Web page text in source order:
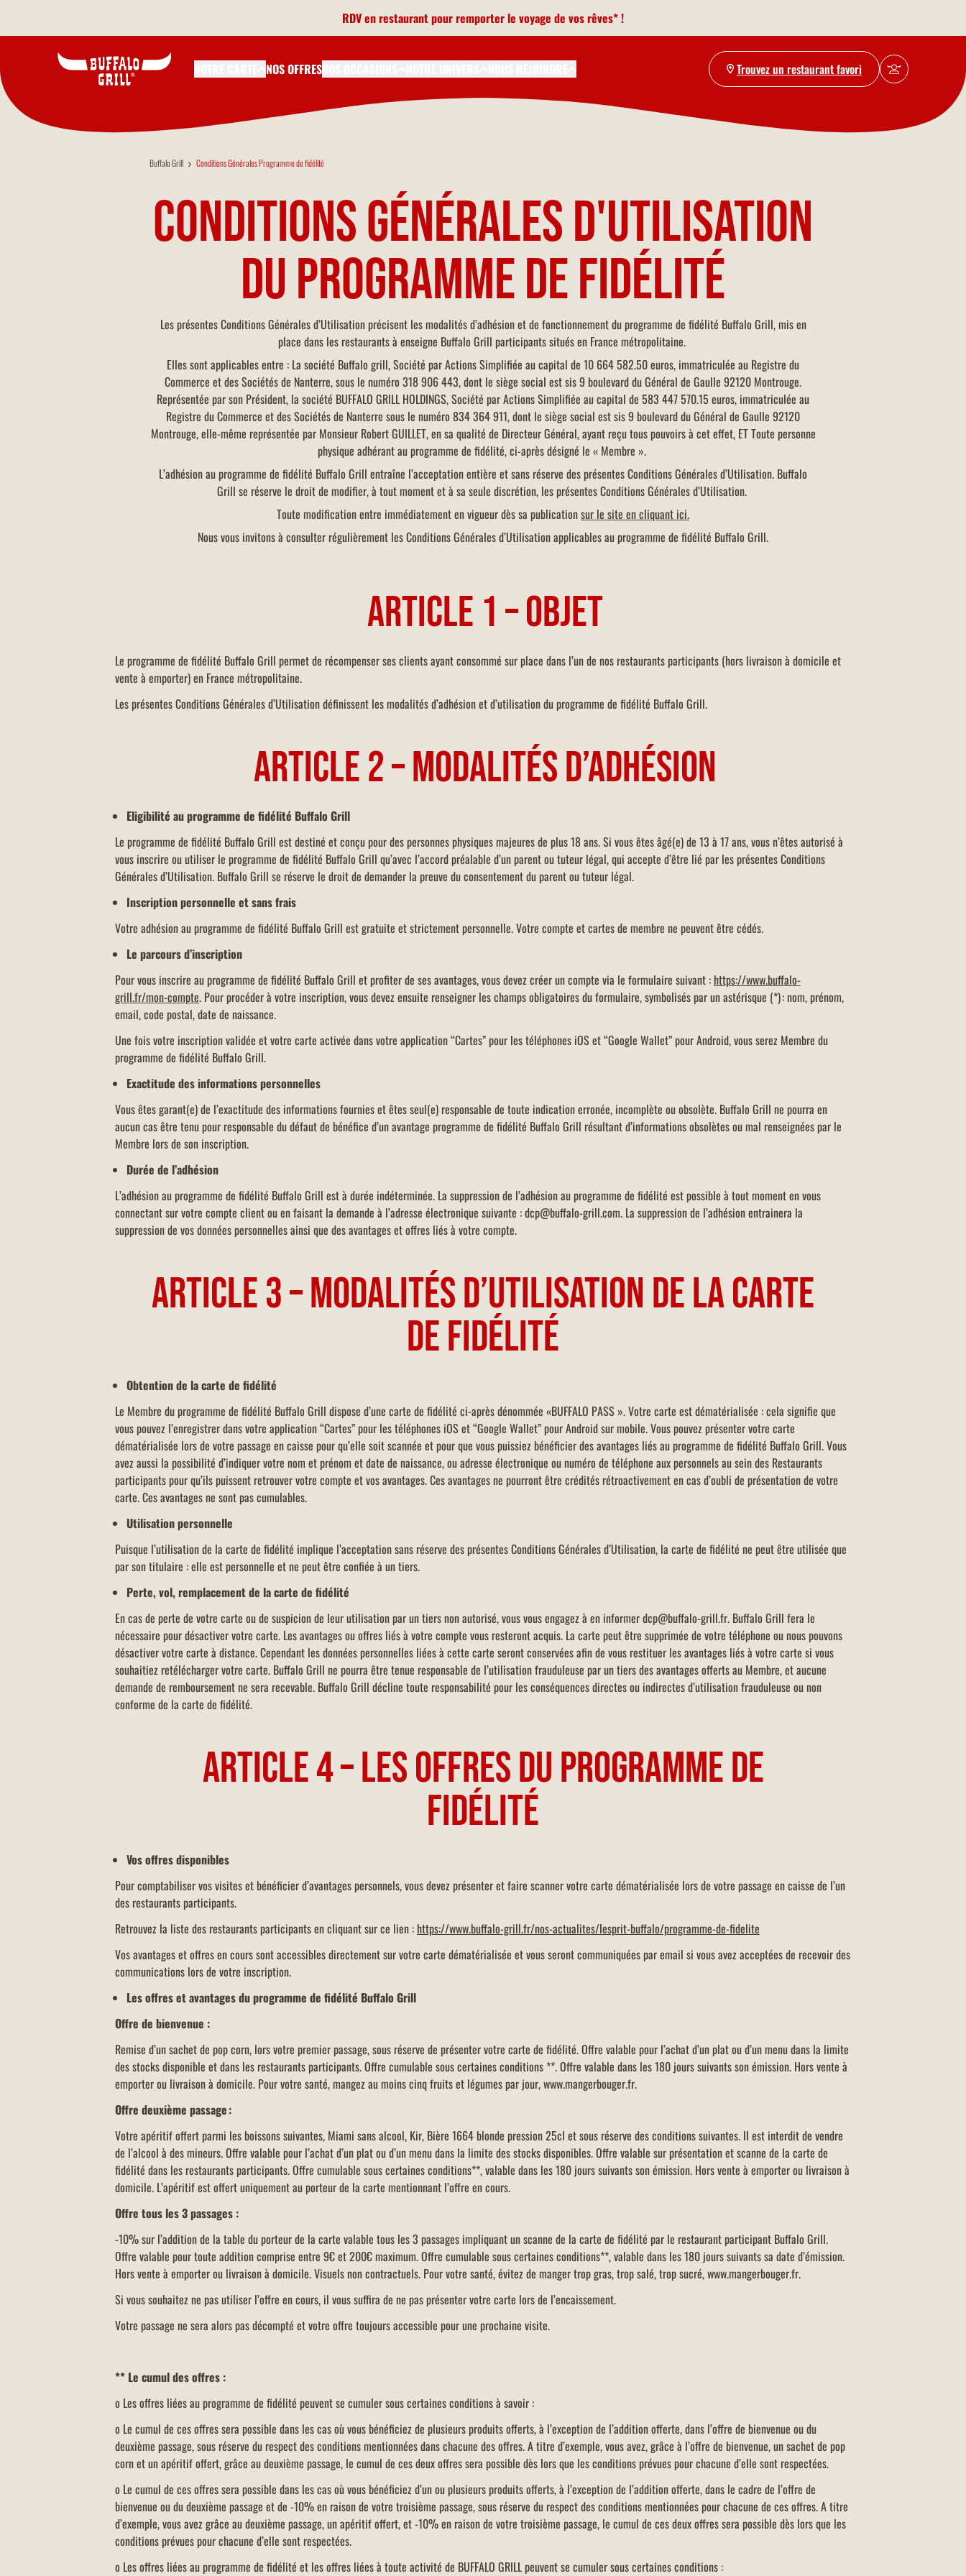
RDV en restaurant pour remporter le voyage de vos rêves* !
NOS OFFRES Trouvez un restaurant favori
Buffalo Grill Conditions Générales Programme de fidélité
Conditions Générales d'utilisation
du programme de fidélité
Les présentes Conditions Générales d’Utilisation précisent les modalités d’adhésion et de fonctionnement du programme de fidélité Buffalo Grill, mis en
place dans les restaurants à enseigne Buffalo Grill participants situés en France métropolitaine.
Elles sont applicables entre : La société Buffalo grill, Société par Actions Simplifiée au capital de 10 664 582.50 euros, immatriculée au Registre du
Commerce et des Sociétés de Nanterre, sous le numéro 318 906 443, dont le siège social est sis 9 boulevard du Général de Gaulle 92120 Montrouge.
Représentée par son Président, la société BUFFALO GRILL HOLDINGS, Société par Actions Simplifiée au capital de 583 447 570.15 euros, immatriculée au
Registre du Commerce et des Sociétés de Nanterre sous le numéro 834 364 911, dont le siège social est sis 9 boulevard du Général de Gaulle 92120
Montrouge, elle-même représentée par Monsieur Robert GUILLET, en sa qualité de Directeur Général, ayant reçu tous pouvoirs à cet effet, ET Toute personne
physique adhérant au programme de fidélité, ci-après désigné le « Membre ».
L’adhésion au programme de fidélité Buffalo Grill entraîne l’acceptation entière et sans réserve des présentes Conditions Générales d’Utilisation. Buffalo
Grill se réserve le droit de modifier, à tout moment et à sa seule discrétion, les présentes Conditions Générales d’Utilisation.
Toute modification entre immédiatement en vigueur dès sa publicationsur le site en cliquant ici.
Nous vous invitons à consulter régulièrement les Conditions Générales d’Utilisation applicables au programme de fidélité Buffalo Grill.
ARTICLE 1 – OBJET
Le programme de fidélité Buffalo Grill permet de récompenser ses clients ayant consommé sur place dans l’un de nos restaurants participants (hors livraison à domicile et
vente à emporter) en France métropolitaine.
Les présentes Conditions Générales d’Utilisation définissent les modalités d’adhésion et d’utilisation du programme de fidélité Buffalo Grill.
ARTICLE 2 – MODALITÉS D’ADHÉSION
Eligibilité au programme de fidélité Buffalo Grill
Le programme de fidélité Buffalo Grill est destiné et conçu pour des personnes physiques majeures de plus 18 ans. Si vous êtes âgé(e) de 13 à 17 ans, vous n’êtes autorisé à
vous inscrire ou utiliser le programme de fidélité Buffalo Grill qu’avec l’accord préalable d’un parent ou tuteur légal, qui accepte d’être lié par les présentes Conditions
Générales d’Utilisation. Buffalo Grill se réserve le droit de demander la preuve du consentement du parent ou tuteur légal.
Inscription personnelle et sans frais
Votre adhésion au programme de fidélité Buffalo Grill est gratuite et strictement personnelle. Votre compte et cartes de membre ne peuvent être cédés.
Le parcours d’inscription
Pour vous inscrire au programme de fidélité Buffalo Grill et profiter de ses avantages, vous devez créer un compte via le formulaire suivant : https://www.buffalo-
grill.fr/mon-compte. Pour procéder à votre inscription, vous devez ensuite renseigner les champs obligatoires du formulaire, symbolisés par un astérisque (*) : nom, prénom,
email, code postal, date de naissance.
Une fois votre inscription validée et votre carte activée dans votre application “Cartes” pour les téléphones iOS et “Google Wallet” pour Android, vous serez Membre du
programme de fidélité Buffalo Grill.
Exactitude des informations personnelles
Vous êtes garant(e) de l’exactitude des informations fournies et êtes seul(e) responsable de toute indication erronée, incomplète ou obsolète. Buffalo Grill ne pourra en
aucun cas être tenu pour responsable du défaut de bénéfice d’un avantage programme de fidélité Buffalo Grill résultant d’informations obsolètes ou mal renseignées par le
Membre lors de son inscription.
Durée de l’adhésion
L’adhésion au programme de fidélité Buffalo Grill est à durée indéterminée. La suppression de l’adhésion au programme de fidélité est possible à tout moment en vous
connectant sur votre compte client ou en faisant la demande à l’adresse électronique suivante : dcp@buffalo-grill.com. La suppression de l’adhésion entrainera la
suppression de vos données personnelles ainsi que des avantages et offres liés à votre compte.
ARTICLE 3 – MODALITÉS D’UTILISATION DE LA CARTE
DE FIDÉLITÉ
Obtention de la carte de fidélité
Le Membre du programme de fidélité Buffalo Grill dispose d’une carte de fidélité ci-après dénommée «BUFFALO PASS ». Votre carte est dématérialisée : cela signifie que
vous pouvez l’enregistrer dans votre application “Cartes” pour les téléphones iOS et “Google Wallet” pour Android sur mobile. Vous pouvez présenter votre carte
dématérialisée lors de votre passage en caisse pour qu’elle soit scannée et pour que vous puissiez bénéficier des avantages liés au programme de fidélité Buffalo Grill. Vous
avez aussi la possibilité d’indiquer votre nom et prénom et date de naissance, ou adresse électronique ou numéro de téléphone aux personnels au sein des Restaurants
participants pour qu’ils puissent retrouver votre compte et vos avantages. Ces avantages ne pourront être crédités rétroactivement en cas d’oubli de présentation de votre
carte. Ces avantages ne sont pas cumulables.
Utilisation personnelle
Puisque l’utilisation de la carte de fidélité implique l’acceptation sans réserve des présentes Conditions Générales d’Utilisation, la carte de fidélité ne peut être utilisée que
par son titulaire : elle est personnelle et ne peut être confiée à un tiers.
Perte, vol, remplacement de la carte de fidélité
En cas de perte de votre carte ou de suspicion de leur utilisation par un tiers non autorisé, vous vous engagez à en informer dcp@buffalo-grill.fr. Buffalo Grill fera le
nécessaire pour désactiver votre carte. Les avantages ou offres liés à votre compte vous resteront acquis. La carte peut être supprimée de votre téléphone ou nous pouvons
désactiver votre carte à distance. Cependant les données personnelles liées à cette carte seront conservées afin de vous restituer les avantages liés à votre carte si vous
souhaitiez retélécharger votre carte. Buffalo Grill ne pourra être tenue responsable de l’utilisation frauduleuse par un tiers des avantages offerts au Membre, et aucune
demande de remboursement ne sera recevable. Buffalo Grill décline toute responsabilité pour les conséquences directes ou indirectes d’utilisation frauduleuse ou non
conforme de la carte de fidélité.
ARTICLE 4 – LES OFFRES DU PROGRAMME DE
FIDÉLITÉ
Vos offres disponibles
Pour comptabiliser vos visites et bénéficier d’avantages personnels, vous devez présenter et faire scanner votre carte dématérialisée lors de votre passage en caisse de l’un
des restaurants participants.
Retrouvez la liste des restaurants participants en cliquant sur ce lien : https://www.buffalo-grill.fr/nos-actualites/lesprit-buffalo/programme-de-fidelite
Vos avantages et offres en cours sont accessibles directement sur votre carte dématérialisée et vous seront communiquées par email si vous avez acceptées de recevoir des
communications lors de votre inscription.
Les offres et avantages du programme de fidélité Buffalo Grill
Offre de bienvenue :
Remise d’un sachet de pop corn, lors votre premier passage, sous réserve de présenter votre carte de fidélité. Offre valable pour l’achat d’un plat ou d’un menu dans la limite
des stocks disponible et dans les restaurants participants. Offre cumulable sous certaines conditions **. Offre valable dans les 180 jours suivants son émission. Hors vente à
emporter ou livraison à domicile. Pour votre santé, mangez au moins cinq fruits et légumes par jour, www.mangerbouger.fr.
Offre deuxième passage :
Votre apéritif offert parmi les boissons suivantes, Miami sans alcool, Kir, Bière 1664 blonde pression 25cl et sous réserve des conditions suivantes. II est interdit de vendre
de l’alcool à des mineurs. Offre valable pour l’achat d’un plat ou d’un menu dans la limite des stocks disponibles. Offre valable sur présentation et scanne de la carte de
fidélité dans les restaurants participants. Offre cumulable sous certaines conditions**, valable dans les 180 jours suivants son émission. Hors vente à emporter ou livraison à
domicile. L’apéritif est offert uniquement au porteur de la carte mentionnant l’offre en cours.
Offre tous les 3 passages :
-10% sur l’addition de la table du porteur de la carte valable tous les 3 passages impliquant un scanne de la carte de fidélité par le restaurant participant Buffalo Grill.
Offre valable pour toute addition comprise entre 9€ et 200€ maximum. Offre cumulable sous certaines conditions**, valable dans les 180 jours suivants sa date d’émission.
Hors vente à emporter ou livraison à domicile. Visuels non contractuels. Pour votre santé, évitez de manger trop gras, trop salé, trop sucré, www.mangerbouger.fr.
Si vous souhaitez ne pas utiliser l’offre en cours, il vous suffira de ne pas présenter votre carte lors de l’encaissement.
Votre passage ne sera alors pas décompté et votre offre toujours accessible pour une prochaine visite.
** Le cumul des offres :
o Les offres liées au programme de fidélité peuvent se cumuler sous certaines conditions à savoir :
o Le cumul de ces offres sera possible dans les cas où vous bénéficiez de plusieurs produits offerts, à l’exception de l’addition offerte, dans l’offre de bienvenue ou du
deuxième passage, sous réserve du respect des conditions mentionnées dans chacune des offres. A titre d’exemple, vous avez, grâce à l’offre de bienvenue, un sachet de pop
corn et un apéritif offert, grâce au deuxième passage, le cumul de ces deux offres sera possible dès lors que les conditions prévues pour chacune d’elle sont respectées.
o Le cumul de ces offres sera possible dans les cas où vous bénéficiez d’un ou plusieurs produits offerts, à l’exception de l’addition offerte, dans le cadre de l’offre de
bienvenue ou du deuxième passage et de -10% en raison de votre troisième passage, sous réserve du respect des conditions mentionnées pour chacune de ces offres. A titre
d’exemple, vous avez grâce au deuxième passage, un apéritif offert, et -10% en raison de votre troisième passage, le cumul de ces deux offres sera possible dès lors que les
conditions prévues pour chacune d’elle sont respectées.
o Les offres liées au programme de fidélité et les offres liées à toute activité de BUFFALO GRILL peuvent se cumuler sous certaines conditions :